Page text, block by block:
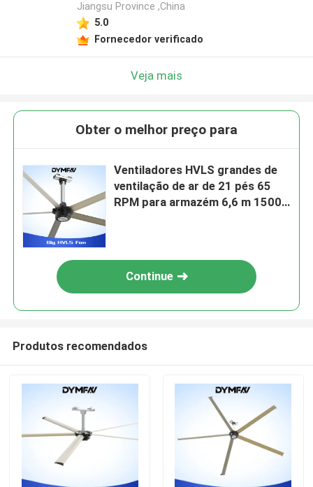
Jiangsu Province ,China
5.0
Fornecedor verificado
Veja mais
Obter o melhor preço para
Ventiladores HVLS grandes de
ventilação de ar de 21 pés 65
RPM para armazém 6,6 m 1500
Continue
Produtos recomendados